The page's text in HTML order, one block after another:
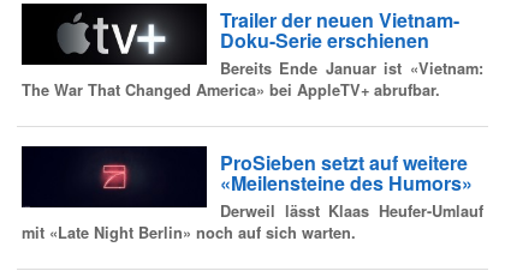
Trailer der neuen Vietnam-
Doku-Serie erschienen
Bereits Ende Januar ist «Vietnam:
The War That Changed America» bei AppleTV+ abrufbar.
ProSieben setzt auf weitere
«Meilensteine des Humors»
Derweil lässt Klaas Heufer-Umlauf
mit «Late Night Berlin» noch auf sich warten.